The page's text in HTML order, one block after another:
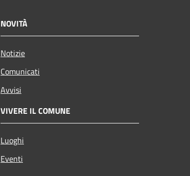
NOVITÀ
Notizie
Comunicati
Avvisi
VIVERE IL COMUNE
Luoghi
Eventi